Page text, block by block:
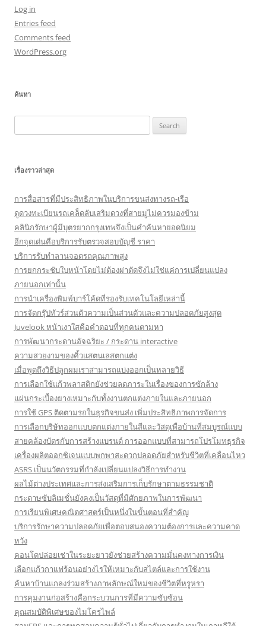
Log in
Entries feed
Comments feed
WordPress.org
ค้นหา
for:
เรื่องราวล่าสุด
การสื่อสารที่มีประสิทธิภาพในบริการขนส่งทางรถ-เรือ
ดูดวงทะเบียนรถเคล็ดลับเสริมดวงที่สายมูไม่ควรมองข้าม
คลินิกรักษาผู้มีบุตรยากกรุงเทพจึงเป็นคำค้นหายอดนิยม
อีกจุดเด่นคือบริการรับตรวจสอบบัญชี ราคา
บริการรับทำลานจอดรถคุณภาพสูง
การยกกระชับใบหน้าโดยไม่ต้องผ่าตัดจึงไม่ใช่แค่การเปลี่ยนแปลง
ภายนอกเท่านั้น
การนำเครื่องพิมพ์บาร์โค้ดที่รองรับเทคโนโลยีเหล่านี้
การจัดกรุ๊ปทัวร์ส่วนตัวความเป็นส่วนตัวและความปลอดภัยสูงสุด
Juvelook หน้าเงาใสคือคำตอบที่ทุกคนตามหา
การพัฒนากระดานอัจฉริยะ / กระดาน interactive
ความสวยงามของคิ้วแสตนเลสตกแต่ง
เมื่อพูดถึงวิธีปลูกผมเราสามารถแบ่งออกเป็นหลายวิธี
การเลือกใช้แก้วพลาสติกยังช่วยลดภาระในเรื่องของการซักล้าง
แผ่นกระเบื้องยางเหมาะกับทั้งงานตกแต่งภายในและภายนอก
การใช้ GPS ติดตามรถในธุรกิจขนส่ง เพิ่มประสิทธิภาพการจัดการ
การเลือกบริษัทออกแบบตกแต่งภายในสีและวัสดุเพื่อบ้านที่สมบูรณ์แบบ
สายคล้องบัตรกับการสร้างแบรนด์ การออกแบบที่สามารถโปรโมทธุรกิจ
เครื่องผลิตออกซิเจนแบบพกพาสะดวกปลอดภัยสำหรับชีวิตที่เคลื่อนไหว
ASRS เป็นนวัตกรรมที่กำลังเปลี่ยนแปลงวิธีการทำงาน
ผลไม้ต่างประเทศและการส่งเสริมการเก็บรักษาตามธรรมชาติ
กระดาษซับลิเมชั่นยังคงเป็นวัสดุที่มีศักยภาพในการพัฒนา
การเรียนพิเศษคณิตศาสตร์เป็นหนึ่งในขั้นตอนที่สำคัญ
บริการรักษาความปลอดภัยเพื่อตอบสนองความต้องการและความคาด
หวัง
คอนโดปล่อยเช่าในระยะยาวยังช่วยสร้างความมั่นคงทางการเงิน
เลือกแก้วกาแฟร้อนอย่างไรให้เหมาะกับสไตล์และการใช้งาน
ค้นหาบ้านแกลงร่วมสร้างภาพลักษณ์ใหม่ของชีวิตที่หรูหรา
การคุมงานก่อสร้างคือกระบวนการที่มีความซับซ้อน
คุณสมบัติพิเศษของไมโครไพล์